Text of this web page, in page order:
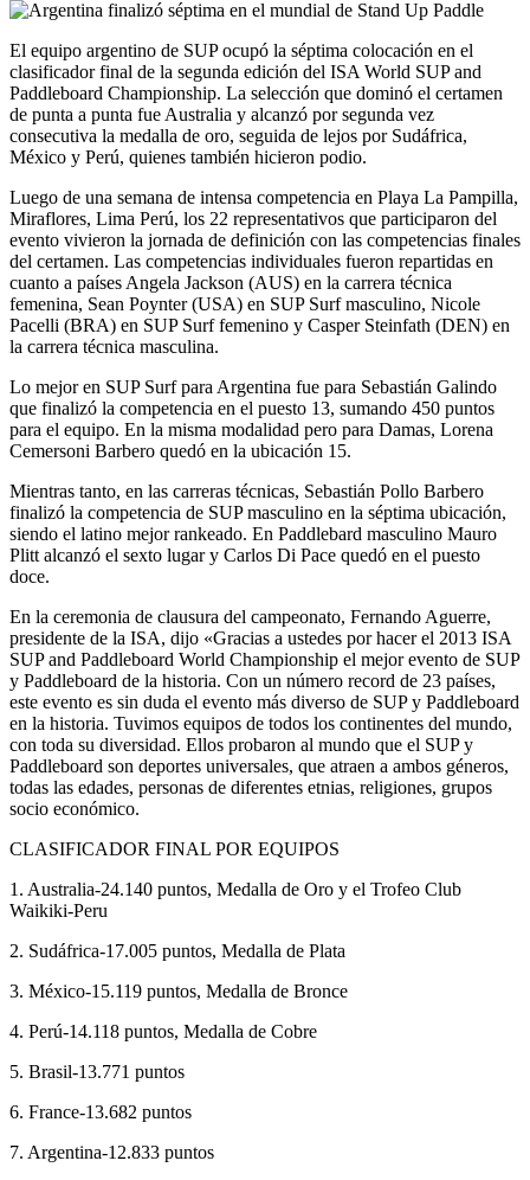
El equipo argentino de SUP ocupó la séptima colocación en el
clasificador final de la segunda edición del ISA World SUP and
Paddleboard Championship. La selección que dominó el certamen
de punta a punta fue Australia y alcanzó por segunda vez
consecutiva la medalla de oro, seguida de lejos por Sudáfrica,
México y Perú, quienes también hicieron podio.
Luego de una semana de intensa competencia en Playa La Pampilla,
Miraflores, Lima Perú, los 22 representativos que participaron del
evento vivieron la jornada de definición con las competencias finales
del certamen. Las competencias individuales fueron repartidas en
cuanto a países Angela Jackson (AUS) en la carrera técnica
femenina, Sean Poynter (USA) en SUP Surf masculino, Nicole
Pacelli (BRA) en SUP Surf femenino y Casper Steinfath (DEN) en
la carrera técnica masculina.
Lo mejor en SUP Surf para Argentina fue para Sebastián Galindo
que finalizó la competencia en el puesto 13, sumando 450 puntos
para el equipo. En la misma modalidad pero para Damas, Lorena
Cemersoni Barbero quedó en la ubicación 15.
Mientras tanto, en las carreras técnicas, Sebastián Pollo Barbero
finalizó la competencia de SUP masculino en la séptima ubicación,
siendo el latino mejor rankeado. En Paddlebard masculino Mauro
Plitt alcanzó el sexto lugar y Carlos Di Pace quedó en el puesto
doce.
En la ceremonia de clausura del campeonato, Fernando Aguerre,
presidente de la ISA, dijo «Gracias a ustedes por hacer el 2013 ISA
SUP and Paddleboard World Championship el mejor evento de SUP
y Paddleboard de la historia. Con un número record de 23 países,
este evento es sin duda el evento más diverso de SUP y Paddleboard
en la historia. Tuvimos equipos de todos los continentes del mundo,
con toda su diversidad. Ellos probaron al mundo que el SUP y
Paddleboard son deportes universales, que atraen a ambos géneros,
todas las edades, personas de diferentes etnias, religiones, grupos
socio económico.
CLASIFICADOR FINAL POR EQUIPOS
1. Australia-24.140 puntos, Medalla de Oro y el Trofeo Club
Waikiki-Peru
2. Sudáfrica-17.005 puntos, Medalla de Plata
3. México-15.119 puntos, Medalla de Bronce
4. Perú-14.118 puntos, Medalla de Cobre
5. Brasil-13.771 puntos
6. France-13.682 puntos
7. Argentina-12.833 puntos